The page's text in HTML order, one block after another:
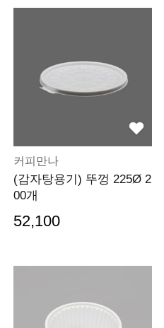
커피만나
(감자탕용기) 뚜껑 225Ø 2
00개
52,100